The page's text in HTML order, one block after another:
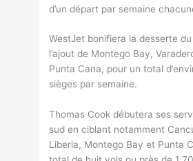
d’un départ par semaine
WestJet bonifiera la desserte
l’ajout de Montego Bay,
Punta Cana, pour un total
sièges par semaine.
Thomas Cook débutera ses
sud en ciblant notamment
Liberia, Montego Bay et Punta